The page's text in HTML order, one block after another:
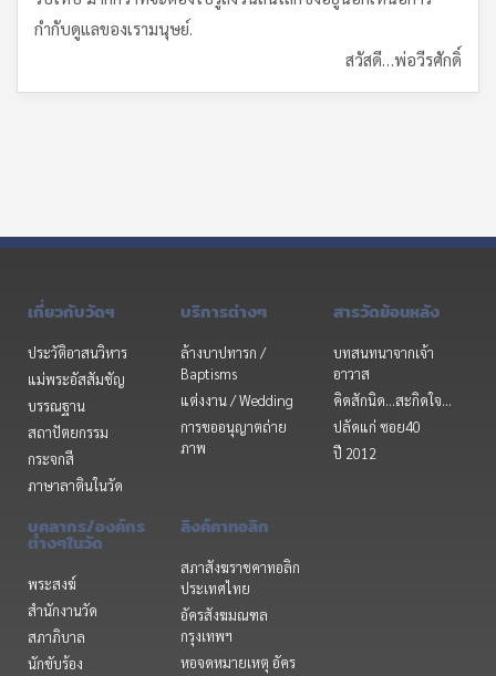
กำกับดูแลของเรามนุษย์.
สวัสดี…พ่อวีรศักดิ์
เกี่ยวกับวัดฯ
ประวัติอาสนวิหาร
แม่พระอัสสัมชัญ
บรรณฐาน
สถาปัตยกรรม
กระจกสี
ภาษาลาตินในวัด
บริการต่างๆ
ล้างบาปทารก /
Baptisms
แต่งงาน / Wedding
การขออนุญาตถ่าย
ภาพ
สารวัดย้อนหลัง
บทสนทนาจากเจ้า
อาวาส
คิดสักนิด...สะกิดใจ...
ปลัดแก่ ซอย40
ปี 2012
บุคลากร/องค์กร
ต่างๆในวัด
พระสงฆ์
สำนักงานวัด
สภาภิบาล
นักขับร้อง
ลิงค์คาทอลิก
สภาสังฆราชคาทอลิก
ประเทศไทย
อัครสังฆมณฑล
กรุงเทพฯ
หอจดหมายเหตุ อัคร